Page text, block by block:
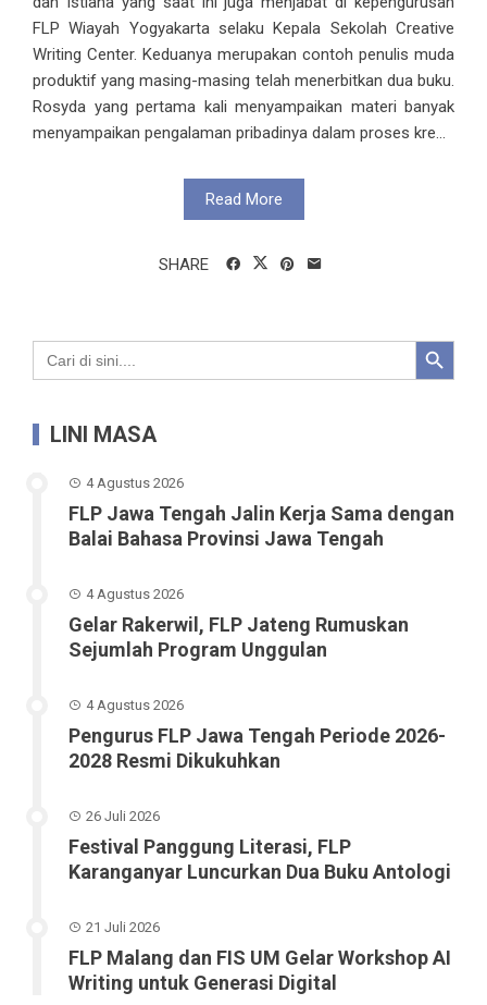
FLP Wiayah Yogyakarta selaku Kepala Sekolah Creative
Writing Center. Keduanya merupakan contoh penulis muda
produktif yang masing-masing telah menerbitkan dua buku.
Rosyda yang pertama kali menyampaikan materi banyak
menyampaikan pengalaman pribadinya dalam proses kre...
Read More
SHARE
Search
for:
Search Button
LINI MASA
4 Agustus 2026
FLP Jawa Tengah Jalin Kerja Sama dengan
Balai Bahasa Provinsi Jawa Tengah
4 Agustus 2026
Gelar Rakerwil, FLP Jateng Rumuskan
Sejumlah Program Unggulan
4 Agustus 2026
Pengurus FLP Jawa Tengah Periode 2026-
2028 Resmi Dikukuhkan
26 Juli 2026
Festival Panggung Literasi, FLP
Karanganyar Luncurkan Dua Buku Antologi
21 Juli 2026
FLP Malang dan FIS UM Gelar Workshop AI
Writing untuk Generasi Digital